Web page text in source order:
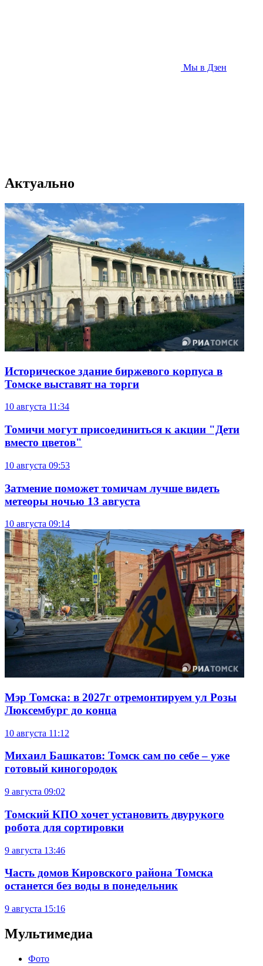
Мы в Дзен
Актуально
Историческое здание биржевого корпуса в
Томске выставят на торги
10 августа 11:34
Томичи могут присоединиться к акции "Дети
вместо цветов"
10 августа 09:53
Затмение поможет томичам лучше видеть
метеоры ночью 13 августа
10 августа 09:14
Мэр Томска: в 2027г отремонтируем ул Розы
Люксембург до конца
10 августа 11:12
Михаил Башкатов: Томск сам по себе – уже
готовый киногородок
9 августа 09:02
Томский КПО хочет установить двурукого
робота для сортировки
9 августа 13:46
Часть домов Кировского района Томска
останется без воды в понедельник
9 августа 15:16
Мультимедиа
Фото